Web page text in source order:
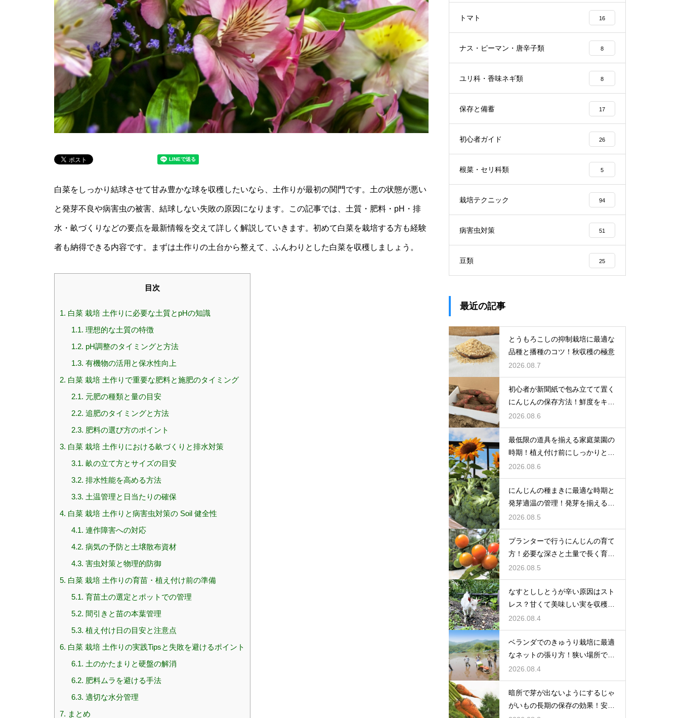
白菜をしっかり結球させて甘み豊かな球を収穫したいなら、土作りが最初の関門です。土の状態が悪い
と発芽不良や病害虫の被害、結球しない失敗の原因になります。この記事では、土質・肥料・pH・排
水・畝づくりなどの要点を最新情報を交えて詳しく解説していきます。初めて白菜を栽培する方も経験
者も納得できる内容です。まずは土作りの土台から整えて、ふんわりとした白菜を収穫しましょう。
目次
1. 白菜 栽培 土作りに必要な土質とpHの知識
1.1. 理想的な土質の特徴
1.2. pH調整のタイミングと方法
1.3. 有機物の活用と保水性向上
2. 白菜 栽培 土作りで重要な肥料と施肥のタイミング
2.1. 元肥の種類と量の目安
2.2. 追肥のタイミングと方法
2.3. 肥料の選び方のポイント
3. 白菜 栽培 土作りにおける畝づくりと排水対策
3.1. 畝の立て方とサイズの目安
3.2. 排水性能を高める方法
3.3. 土温管理と日当たりの確保
4. 白菜 栽培 土作りと病害虫対策の Soil 健全性
4.1. 連作障害への対応
4.2. 病気の予防と土壌散布資材
4.3. 害虫対策と物理的防御
5. 白菜 栽培 土作りの育苗・植え付け前の準備
5.1. 育苗土の選定とポットでの管理
5.2. 間引きと苗の本葉管理
5.3. 植え付け日の目安と注意点
6. 白菜 栽培 土作りの実践Tipsと失敗を避けるポイント
6.1. 土のかたまりと硬盤の解消
6.2. 肥料ムラを避ける手法
6.3. 適切な水分管理
7. まとめ
トマト 16
ナス・ピーマン・唐辛子類 8
ユリ科・香味ネギ類 8
保存と備蓄 17
初心者ガイド 26
根菜・セリ科類 5
栽培テクニック 94
病害虫対策 51
豆類 25
最近の記事
とうもろこしの抑制栽培に最適な
品種と播種のコツ！秋収穫の極意
2026.08.7
初心者が新聞紙で包み立てて置く
にんじんの保存方法！鮮度をキー
プする
2026.08.6
最低限の道具を揃える家庭菜園の
時期！植え付け前にしっかりと準
備をする
2026.08.6
にんじんの種まきに最適な時期と
発芽適温の管理！発芽を揃えるコ
ツ
2026.08.5
プランターで行うにんじんの育て
方！必要な深さと土量で長く育て
る
2026.08.5
なすとししとうが辛い原因はスト
レス？甘くて美味しい実を収穫す
る
2026.08.4
ベランダでのきゅうり栽培に最適
なネットの張り方！狭い場所でも
大収穫
2026.08.4
暗所で芽が出ないようにするじゃ
がいもの長期の保存の効果！安全